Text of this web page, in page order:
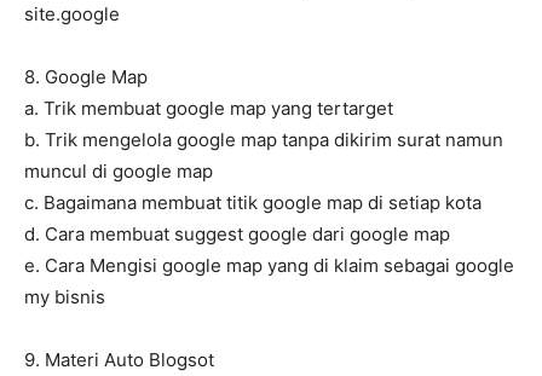
site.google
8. Google Map
a. Trik membuat google map yang tertarget
b. Trik mengelola google map tanpa dikirim surat namun
muncul di google map
c. Bagaimana membuat titik google map di setiap kota
d. Cara membuat suggest google dari google map
e. Cara Mengisi google map yang di klaim sebagai google
my bisnis
9. Materi Auto Blogsot